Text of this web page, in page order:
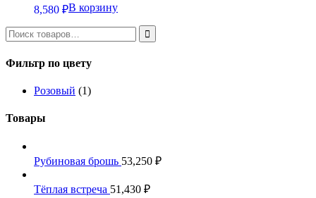
8,580 ₽В корзину
Фильтр по цвету
Розовый (1)
Товары
Рубиновая брошь 53,250 ₽
Тёплая встреча 51,430 ₽